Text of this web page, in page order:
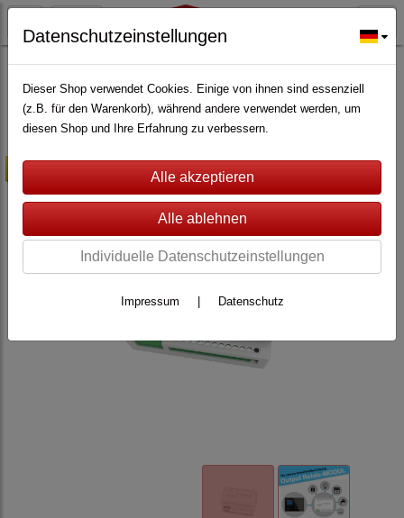
ALARMANLAGEN(362) Safe2Home®(53)
Safe2Home® Alarmsystem SP310(22)
Datenschutzeinstellungen
Dieser Shop verwendet Cookies. Einige von ihnen sind essenziell
(z.B. für den Warenkorb), während andere verwendet werden, um
diesen Shop und Ihre Erfahrung zu verbessern.
Individuelle Datenschutzeinstellungen
Impressum Datenschutz